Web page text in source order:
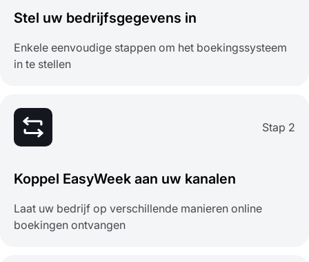
Stel uw bedrijfsgegevens in
Enkele eenvoudige stappen om het boekingssysteem
in te stellen
Stap 2
Koppel EasyWeek aan uw kanalen
Laat uw bedrijf op verschillende manieren online
boekingen ontvangen